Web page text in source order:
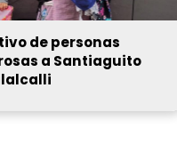
de personas
a Santiaguito